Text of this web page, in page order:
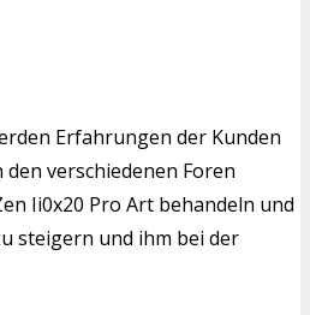
Erfahrungen der Kunden
verschiedenen Foren
Ii0x20 Pro Art behandeln und
steigern und ihm bei der